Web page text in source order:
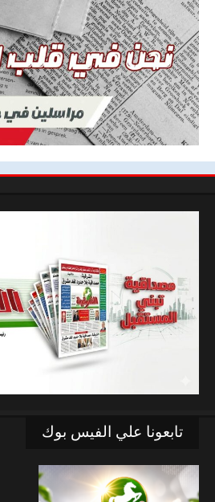
تابعونا علي الفيس بوك